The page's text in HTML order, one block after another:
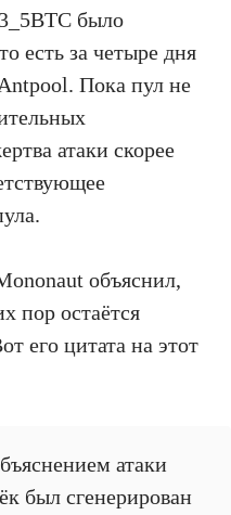
было
есть за четыре дня
Пока пул не
атаки скорее
объяснил,
пор остаётся
его цитата на этот
атаки
был сгенерирован